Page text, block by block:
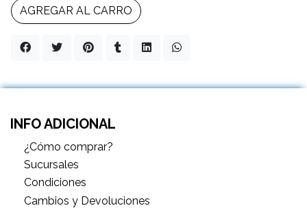
AGREGAR AL CARRO
INFO ADICIONAL
¿Cómo comprar?
Sucursales
Condiciones
Cambios y Devoluciones